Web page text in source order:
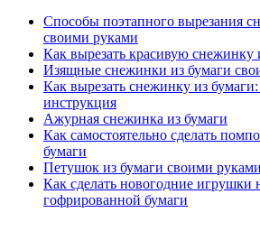
Способы поэтапного вырезания
своими руками
Как вырезать красивую снежинку
Изящные снежинки из бумаги
Как вырезать снежинку из
инструкция
Ажурная снежинка из бумаги
Как самостоятельно сделать
бумаги
Петушок из бумаги своими
Как сделать новогодние игрушки
гофрированной бумаги